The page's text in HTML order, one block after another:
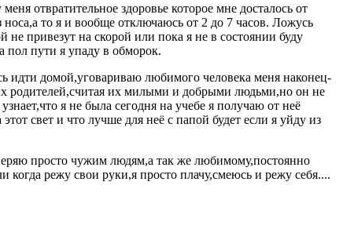
отвратительное здоровье которое мне досталось от
то я и вообще отключаюсь от 2 до 7 часов. Ложусь
привезут на скорой или пока я не в состоянии буду
пол пути я упаду в обморок.
идти домой,уговариваю любимого человека меня наконец-
родителей,считая их милыми и добрыми людьми,но он не
я не была сегодня на учебе я получаю от неё
свет и что лучше для неё с папой будет если я уйду из
просто чужим людям,а так же любимому,постоянно
режу свои руки,я просто плачу,смеюсь и режу себя....